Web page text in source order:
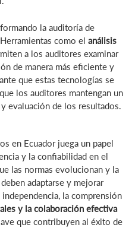
la auditoría de
como el análisis
a los auditores examinar
de manera más eficiente y
que estas tecnologías se
los auditores mantengan un
evaluación de los resultados.
en Ecuador juega un papel
y la confiabilidad en el
las normas evolucionan y la
adaptarse y mejorar
la comprensión
y la colaboración efectiva
que contribuyen al éxito de